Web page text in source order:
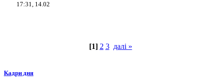
17:31, 14.02
[1] 2 3 далі »
Кадри дня